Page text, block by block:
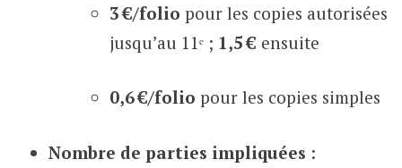
3 €/folio pour les copies autorisées
jusqu’au 11ᵉ ; 1,5 € ensuite
0,6 €/folio pour les copies simples
Nombre de parties impliquées :